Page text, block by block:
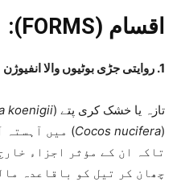
اقسام (FORMS):
1. روایتی جڑی بوٹیوں والا انفیوژن
تازہ یا خشک کری پتے (koenigii
(
Cocos nucifera) میں آہستہ
تاکہ ان کے مؤثر اجزاء
چھان کر تیل کو باقاعدہ